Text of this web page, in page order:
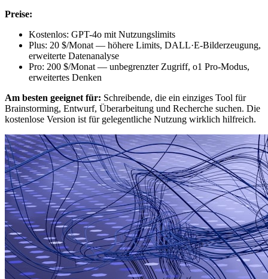
Preise:
Kostenlos: GPT-4o mit Nutzungslimits
Plus: 20 $/Monat — höhere Limits, DALL·E-Bilderzeugung,
erweiterte Datenanalyse
Pro: 200 $/Monat — unbegrenzter Zugriff, o1 Pro-Modus,
erweitertes Denken
Am besten geeignet für: Schreibende, die ein einziges Tool für
Brainstorming, Entwurf, Überarbeitung und Recherche suchen. Die
kostenlose Version ist für gelegentliche Nutzung wirklich hilfreich.